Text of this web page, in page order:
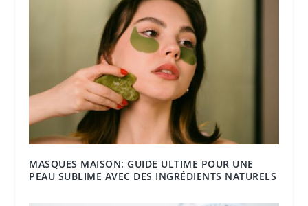
MASQUES MAISON: GUIDE ULTIME POUR UNE
PEAU SUBLIME AVEC DES INGRÉDIENTS NATURELS